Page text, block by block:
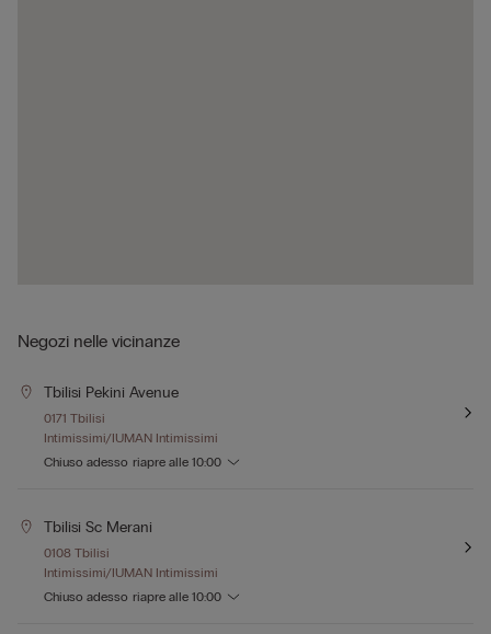
Negozi nelle vicinanze
Tbilisi Pekini Avenue
0171 Tbilisi
Intimissimi/IUMAN Intimissimi
Chiuso adesso riapre alle 10:00
Tbilisi Sc Merani
0108 Tbilisi
Intimissimi/IUMAN Intimissimi
Chiuso adesso riapre alle 10:00